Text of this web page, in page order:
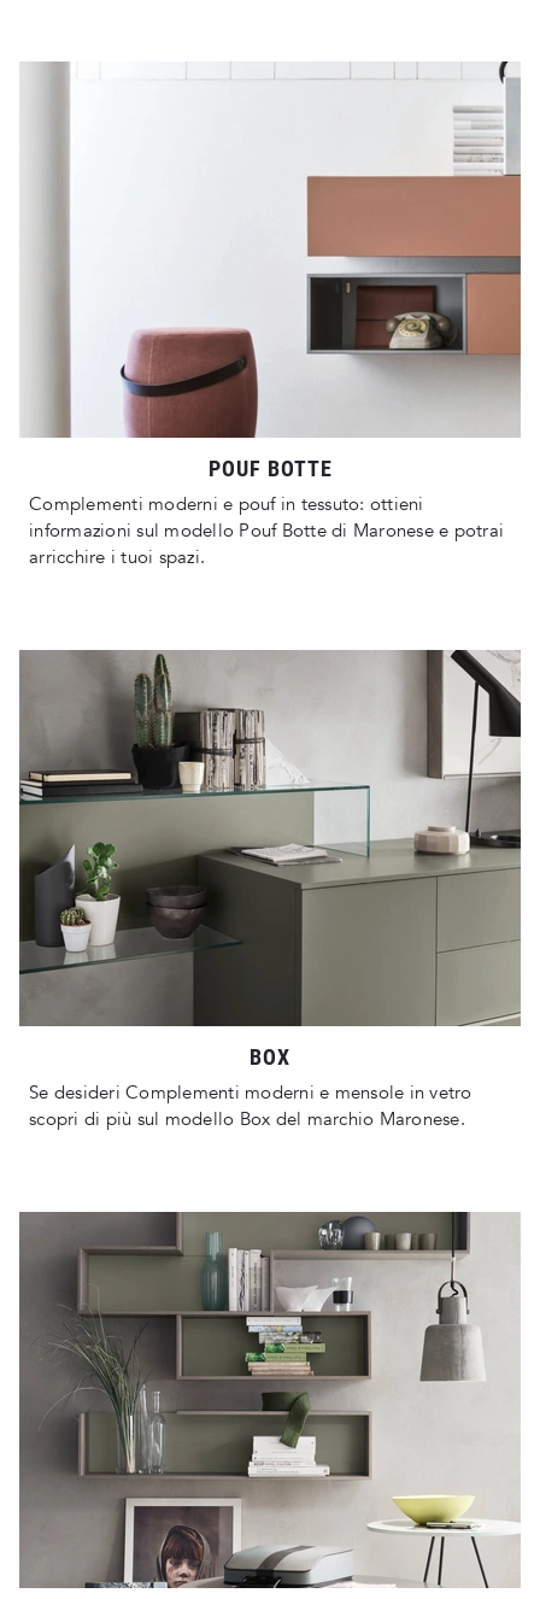
POUF BOTTE
Complementi moderni e pouf in tessuto: ottieni
informazioni sul modello Pouf Botte di Maronese e potrai
arricchire i tuoi spazi.
BOX
Se desideri Complementi moderni e mensole in vetro
scopri di più sul modello Box del marchio Maronese.